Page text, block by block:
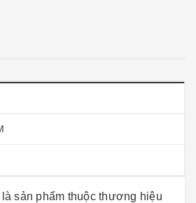
là sản phẩm thuộc thương hiệu